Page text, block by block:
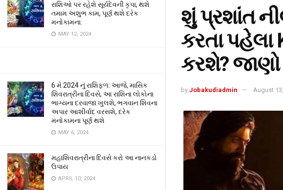
રાશિઓ પર રહેશે સૂર્યદેવની કૃપા, થશે
તમામ અશુભ કામ, પૂર્ણ થશે દરેક
મનોકામના.
MAY 12, 2024
6 મે 2024 નું રાશિફળ: આજે, માસિક
શિવરાત્રીના દિવસે, આ રાશિના લોકોના
ભાગ્યના દરવાજા ખુલશે, ભગવાન શિવના
અપાર આશીર્વાદ વરસશે, દરેક
મનોકામના પૂર્ણ થશે
MAY 6, 2024
મહાશિવરાત્રીના દિવસે કરો આ નાનકડો
ઉપાય
APRIL 10, 2024
શું પ્રશાંત
કરતા પહેલા
કરશે? જાણો
by Jobakudiadmin August